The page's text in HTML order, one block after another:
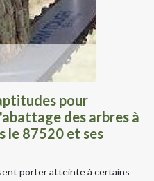
pour
des arbres à
le 87520 et ses
porter atteinte à certains